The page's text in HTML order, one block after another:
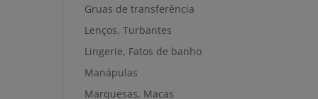
Gruas de transferência
Lenços, Turbantes
Lingerie, Fatos de banho
Manápulas
Marquesas, Macas